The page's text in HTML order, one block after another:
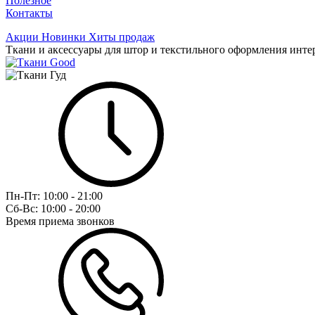
Контакты
Акции Новинки Хиты продаж
Ткани и аксессуары для штор и текстильного оформления
Пн-Пт: 10:00 - 21:00
Сб-Вс: 10:00 - 20:00
Время приема звонков